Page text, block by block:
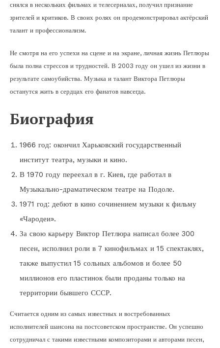
снялся в нескольких фильмах и телесериалах, получил признание
зрителей и критиков. В своих ролях он продемонстрировал актёрский
талант и профессионализм.
Не смотря на его успехи на сцене и на экране, личная жизнь Петлюры
была полна стрессов и трудностей. В 2003 году он ушел из жизни в
результате самоубийства. Музыка и талант Виктора Петлюры
останутся жить в сердцах его фанатов навсегда.
Биография
1966 год: окончил Харьковский государственный
институт театра, музыки и кино.
В 1970 году переехал в г. Киев, где работал в
Музыкально-драматическом театре на Подоле.
1971 год: дебют в кино сочинением музыки к фильму
«Чародеи».
За свою карьеру Виктор Петлюра написал более 300
песен, исполнил роли в 7 кинофильмах и 15 спектаклях,
также выпустил 15 сольных альбомов и более 50
миллионов его пластинок были проданы только на
территории бывшего СССР.
Считается одним из самых известных и востребованных
исполнителей шансона на постсоветском пространстве. Он успешно
сотрудничал с такими известными композиторами и авторами песен,